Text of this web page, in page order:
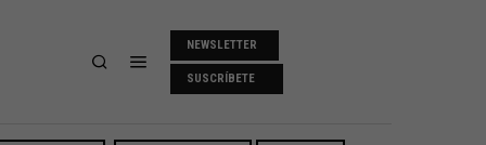
NEWSLETTER
SUSCRÍBETE